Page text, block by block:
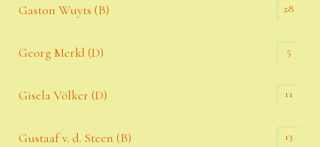
Gaston Wuyts (B) 28
Georg Merkl (D) 5
Gisela Völker (D) 11
Gustaaf v. d. Steen (B) 13